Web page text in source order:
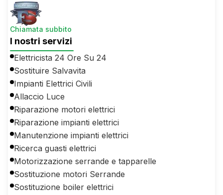
Chiamata subbito
I nostri servizi
Elettricista 24 Ore Su 24
Sostituire Salvavita
Impianti Elettrici Civili
Allaccio Luce
Riparazione motori elettrici
Riparazione impianti elettrici
Manutenzione impianti elettrici
Ricerca guasti elettrici
Motorizzazione serrande e tapparelle
Sostituzione motori Serrande
Sostituzione boiler elettrici